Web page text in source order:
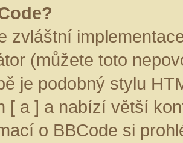
zvláštní
(můžete toto
je podobný stylu
[ a ] a nabízí větší
o BBCode si